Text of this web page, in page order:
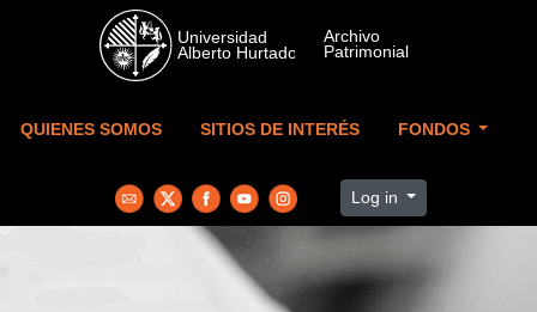
Skip to main content
QUIENES SOMOS SITIOS DE INTERÉS FONDOS
Log in